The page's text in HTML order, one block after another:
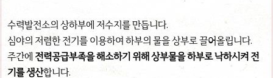
수력발전소의 상하부에 저수지를 만듭니다.
심야의 저렴한 전기를 이용하여 하부의 물을 상부로 끌어올립니다.
주간에 전력공급부족을 해소하기 위해 상부물을 하부로 낙하시켜 전
기를 생산합니다.